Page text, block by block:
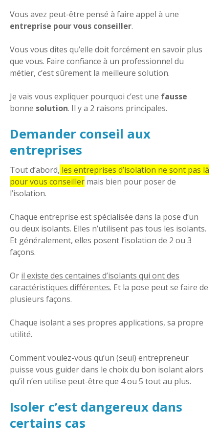
Vous avez peut-être pensé à faire appel à une
entreprise pour vous conseiller.
Vous vous dites qu’elle doit forcément en savoir plus
que vous. Faire confiance à un professionnel du
métier, c’est sûrement la meilleure solution.
Je vais vous expliquer pourquoi c’est une fausse
bonne solution. Il y a 2 raisons principales.
Demander conseil aux
entreprises
Tout d’abord, les entreprises d’isolation ne sont pas là
pour vous conseiller mais bien pour poser de
l’isolation.
Chaque entreprise est spécialisée dans la pose d’un
ou deux isolants. Elles n’utilisent pas tous les isolants.
Et généralement, elles posent l’isolation de 2 ou 3
façons.
Or il existe des centaines d’isolants qui ont des
caractéristiques différentes. Et la pose peut se faire de
plusieurs façons.
Chaque isolant a ses propres applications, sa propre
utilité.
Comment voulez-vous qu’un (seul) entrepreneur
puisse vous guider dans le choix du bon isolant alors
qu’il n’en utilise peut-être que 4 ou 5 tout au plus.
Isoler c’est dangereux dans
certains cas